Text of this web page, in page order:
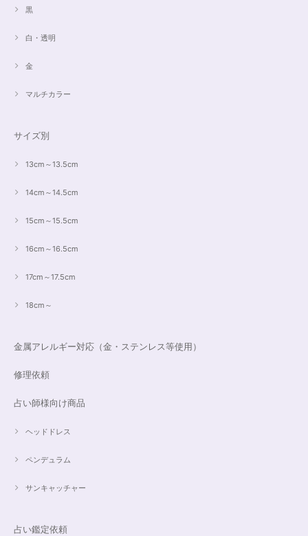
黒
白・透明
金
マルチカラー
サイズ別
13cm～13.5cm
14cm～14.5cm
15cm～15.5cm
16cm～16.5cm
17cm～17.5cm
18cm～
金属アレルギー対応（金・ステンレス等使用）
修理依頼
占い師様向け商品
ヘッドドレス
ペンデュラム
サンキャッチャー
占い鑑定依頼